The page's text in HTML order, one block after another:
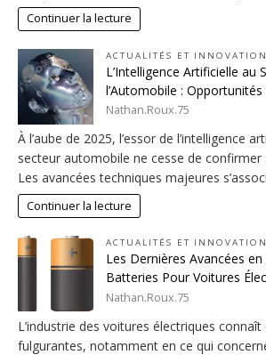
Continuer la lecture
ACTUALITÉS ET
L’Intelligence Artificielle au
l’Automobile :
Nathan.Roux.75
À l’aube de 2025, l’essor de l’intelligence
secteur automobile ne cesse de confirmer
Les avancées techniques majeures
Continuer la lecture
ACTUALITÉS ET
Les Dernières Avancées
Batteries Pour Voitures
Nathan.Roux.75
L’industrie des voitures électriques connaît
fulgurantes, notamment en ce qui